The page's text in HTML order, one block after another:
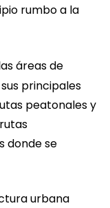
rumbo a la
áreas de
principales
peatonales y
donde se
urbana